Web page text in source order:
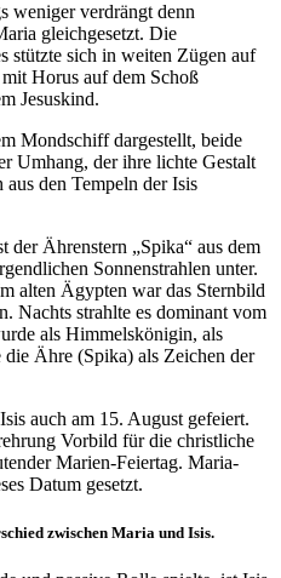
weniger verdrängt denn
gleichgesetzt. Die
stützte sich in weiten Zügen auf
Horus auf dem Schoß
Jesuskind.
Mondschiff dargestellt, beide
Umhang, der ihre lichte Gestalt
den Tempeln der Isis
der Ährenstern „Spika“ aus dem
Sonnenstrahlen unter.
alten Ägypten war das Sternbild
Nachts strahlte es dominant vom
als Himmelskönigin, als
Ähre (Spika) als Zeichen der
auch am 15. August gefeiert.
Vorbild für die christliche
Marien-Feiertag. Maria-
Datum gesetzt.
zwischen Maria und Isis.